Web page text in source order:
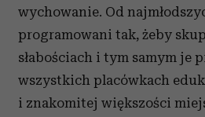
wychowanie. Od
programowani tak, żeby
słabościach i tym samym je
wszystkich placówkach
i znakomitej większości